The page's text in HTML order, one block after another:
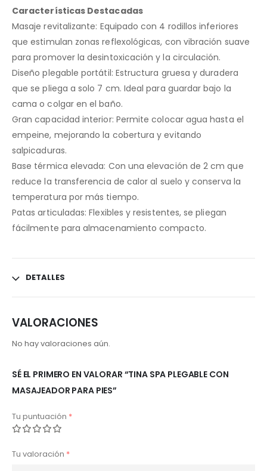
Características Destacadas
Masaje revitalizante: Equipado con 4 rodillos inferiores
que estimulan zonas reflexológicas, con vibración suave
para promover la desintoxicación y la circulación.
Diseño plegable portátil: Estructura gruesa y duradera
que se pliega a solo 7 cm. Ideal para guardar bajo la
cama o colgar en el baño.
Gran capacidad interior: Permite colocar agua hasta el
empeine, mejorando la cobertura y evitando
salpicaduras.
Base térmica elevada: Con una elevación de 2 cm que
reduce la transferencia de calor al suelo y conserva la
temperatura por más tiempo.
Patas articuladas: Flexibles y resistentes, se pliegan
fácilmente para almacenamiento compacto.
DETALLES
VALORACIONES
No hay valoraciones aún.
SÉ EL PRIMERO EN VALORAR “TINA SPA PLEGABLE CON
MASAJEADOR PARA PIES”
Tu puntuación *
Tu valoración *